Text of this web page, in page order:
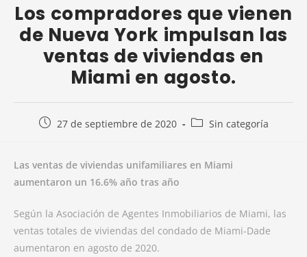
Los compradores que vienen
de Nueva York impulsan las
ventas de viviendas en
Miami en agosto.
27 de septiembre de 2020 Sin categoría
Las ventas de viviendas unifamiliares en Miami
aumentaron un 16.6% año tras año
Según la Asociación de Agentes Inmobiliarios de Miami, las
ventas totales de viviendas del condado de Miami-Dade
aumentaron en agosto de 2020.